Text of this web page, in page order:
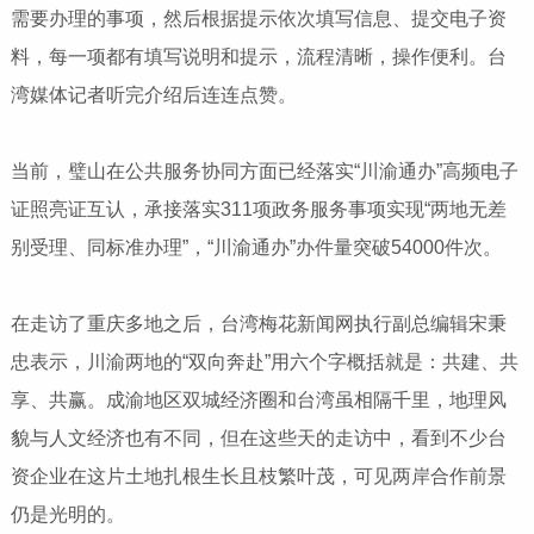
需要办理的事项，然后根据提示依次填写信息、提交电子资
料，每一项都有填写说明和提示，流程清晰，操作便利。台
湾媒体记者听完介绍后连连点赞。
当前，璧山在公共服务协同方面已经落实“川渝通办”高频电子
证照亮证互认，承接落实311项政务服务事项实现“两地无差
别受理、同标准办理”，“川渝通办”办件量突破54000件次。
在走访了重庆多地之后，台湾梅花新闻网执行副总编辑宋秉
忠表示，川渝两地的“双向奔赴”用六个字概括就是：共建、共
享、共赢。成渝地区双城经济圈和台湾虽相隔千里，地理风
貌与人文经济也有不同，但在这些天的走访中，看到不少台
资企业在这片土地扎根生长且枝繁叶茂，可见两岸合作前景
仍是光明的。